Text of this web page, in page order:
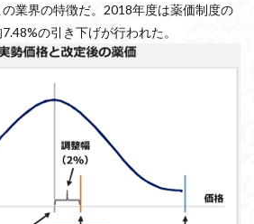
業界の特徴だ。2018年度は薬価制度の
の引き下げが行われた。